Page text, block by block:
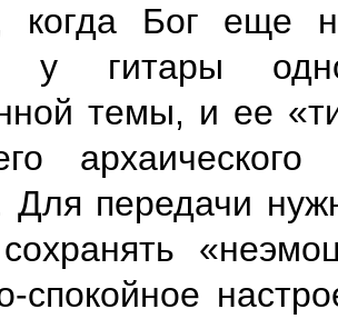
когда Бог еще
у гитары
темы, и ее
архаического
Для передачи
спокойное